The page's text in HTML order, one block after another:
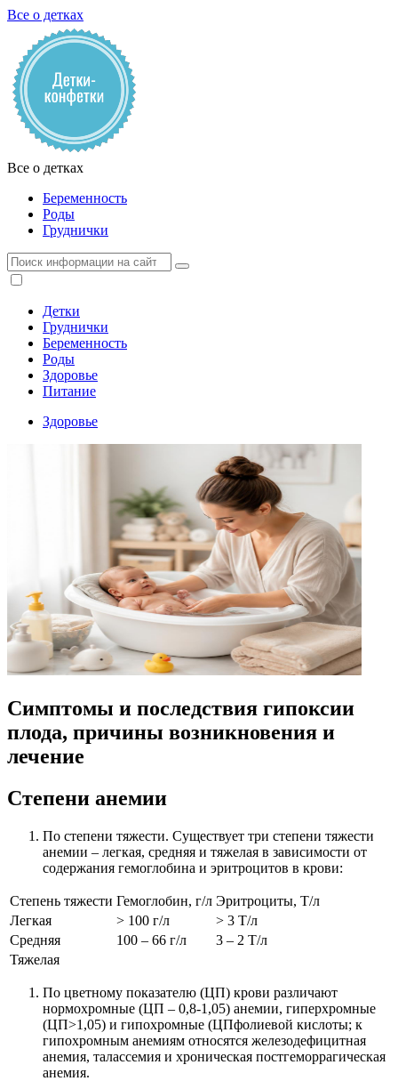
Все о детках
Все о детках
Беременность
Роды
Груднички
Детки
Груднички
Беременность
Роды
Здоровье
Питание
Здоровье
Симптомы и последствия гипоксии
плода, причины возникновения и
лечение
Степени анемии
По степени тяжести. Существует три степени тяжести
анемии – легкая, средняя и тяжелая в зависимости от
содержания гемоглобина и эритроцитов в крови:
Степень тяжести Гемоглобин, г/л Эритроциты, Т/л
Легкая
> 100 г/л
> 3 Т/л
Средняя
100 – 66 г/л
3 – 2 Т/л
Тяжелая
По цветному показателю (ЦП) крови различают
нормохромные (ЦП – 0,8-1,05) анемии, гиперхромные
(ЦП>1,05) и гипохромные (ЦПфолиевой кислоты; к
гипохромным анемиям относятся железодефицитная
анемия, талассемия и хроническая постгеморрагическая
анемия.